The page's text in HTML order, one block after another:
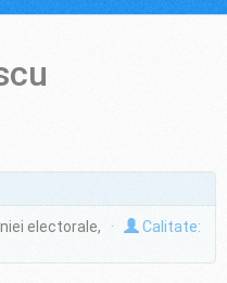
electorale, ·
Calitate: